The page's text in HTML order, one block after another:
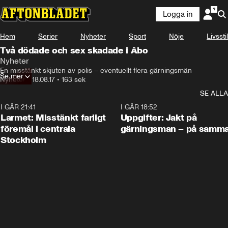
Logga in
Hem Serier Nyheter Sport Nöje Livsstil
Två dödade och sex skadade i Åbo
Nyheter
En misstänkt skjuten av polis – eventuellt flera gärningsmän
Nyheter• 18.08.17 • 163 sek
Se mer
SE ALLA
I GÅR 21:41
Larmet: Misstänkt farligt
föremål i centrala
Stockholm
I GÅR 18:52
Uppgifter: Jakt på
gärningsman – på